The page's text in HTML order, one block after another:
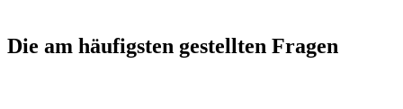
Die am häufigsten gestellten Fragen